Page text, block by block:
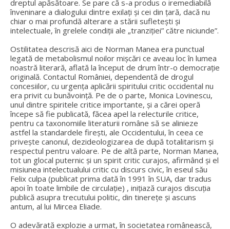
dreptul apăsătoare. Se pare că s-a produs o iremediabilă
înveninare a dialogului dintre exilați și cei din țară, dacă nu
chiar o mai profundă alterare a stării sufletești și
intelectuale, în grelele condiții ale „tranziției” către niciunde”.
Ostilitatea descrisă aici de Norman Manea era punctual
legată de metabolismul noilor mișcări ce aveau loc în lumea
noastră literară, aflată la început de drum într-o democrație
originală. Contactul României, dependentă de drogul
concesiilor, cu urgența aplicării spiritului critic occidental nu
era privit cu bunăvoință. Pe de o parte, Monica Lovinescu,
unul dintre spiritele critice importante, și a cărei operă
începe să fie publicată, făcea apel la relecturile critice,
pentru ca taxonomiile literaturii române să se alinieze
astfel la standardele firești, ale Occidentului, în ceea ce
privește canonul, dezideologizarea de după totalitarism și
respectul pentru valoare. Pe de altă parte, Norman Manea,
tot un glocal puternic și un spirit critic curajos, afirmând și el
misiunea intelectualului critic cu discurs civic, în eseul său
Felix culpa (publicat prima dată în 1991 în SUA, dar tradus
apoi în toate limbile de circulație) , inițiază curajos discuția
publică asupra trecutului politic, din tinerețe și ascuns
antum, al lui Mircea Eliade.
O adevărată explozie a urmat, în societatea românească,